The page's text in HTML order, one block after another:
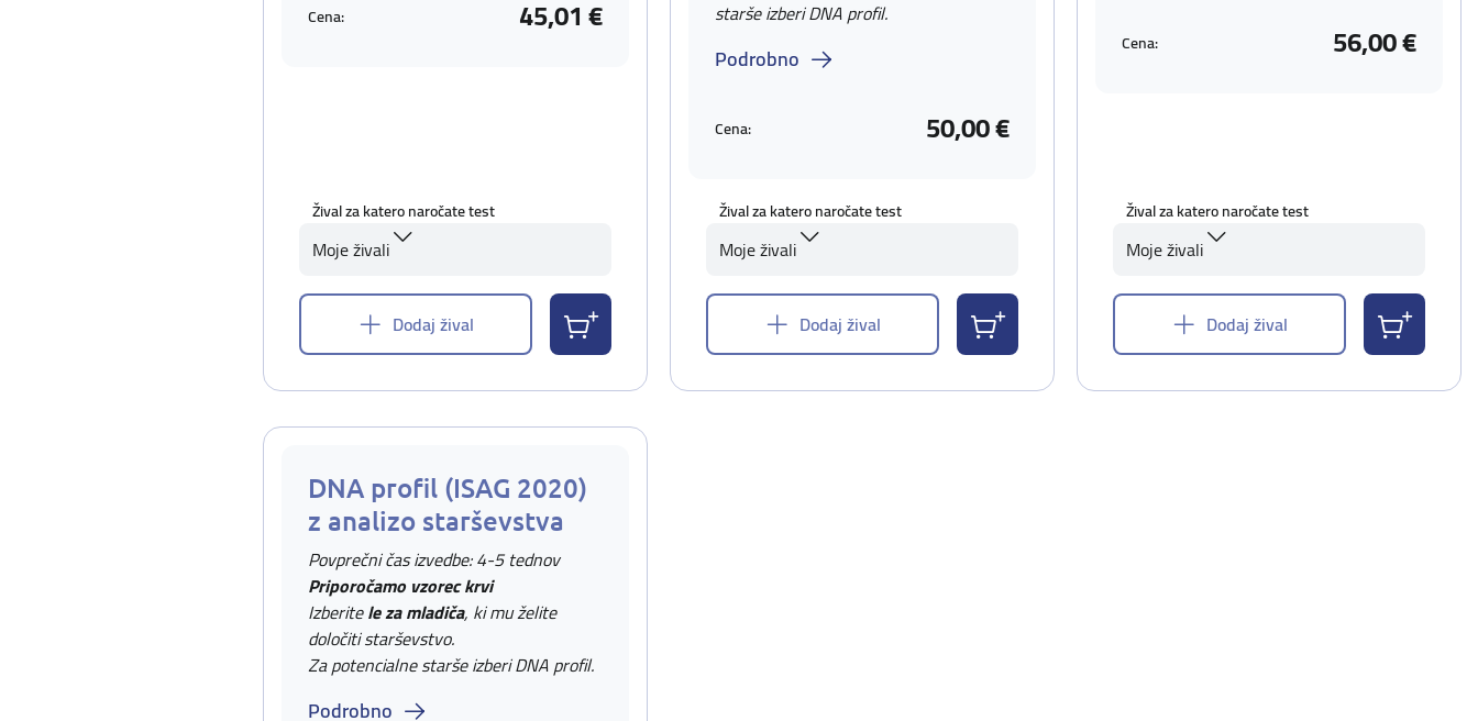
Cena: 45,01 €
Žival za katero naročate test
Moje živali
Dodaj žival
starše izberi DNA profil.
Podrobno
Cena: 50,00 €
Žival za katero naročate test
Moje živali
Dodaj žival
Cena: 56,00 €
Žival za katero naročate test
Moje živali
Dodaj žival
DNA profil (ISAG 2020)
z analizo starševstva
Povprečni čas izvedbe: 4-5 tednov
Priporočamo vzorec krvi
Izberitele za mladiča, ki mu želite
določiti starševstvo.
Za potencialne starše izberi DNA profil.
Podrobno